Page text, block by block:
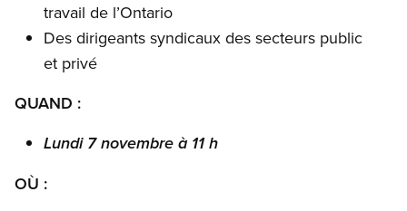
travail de l’Ontario
Des dirigeants syndicaux des secteurs public
et privé
QUAND :
Lundi 7 novembre à 11 h
OÙ :